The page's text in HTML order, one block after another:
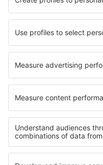
Hotels in Komagfjord
Hotels in Santpoort-Zuid
Die besten Hotels -
Hotels in La Plagne
Hotels in Midi-Pyrenees
Hotels in Les Deux Alpes